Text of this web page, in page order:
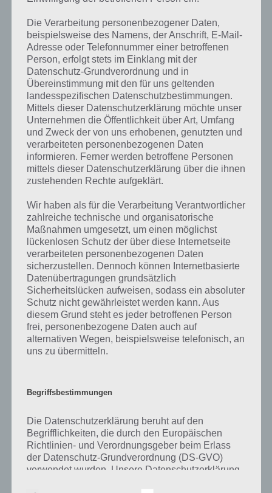
Kurze Begriffserklärung zur Lösung
Kostüm
4 Bilder 1 Wort, doch welche Bedeutung hat dieses eigentlich und
was gibt es dazu zu wissen? Passt das Wort auch zu Halloween? Zu
bestimmten Lösungen präsentieren wir daher auch immer eine
kurze Begriffserklärung!
Zu Kostüm haben wir zunächst keine weiteren Informationen parat!
Auf WhatsApp teilen Teilen auf Facebook
Mehr Artikel hier auf Touchportal
Die Verarbeitung personenbezogener Daten,
beispielsweise des Namens, der Anschrift, E-Mail-
Adresse oder Telefonnummer einer betroffenen
Person, erfolgt stets im Einklang mit der
Datenschutz-Grundverordnung und in
Übereinstimmung mit den für uns geltenden
landesspezifischen Datenschutzbestimmungen.
Mittels dieser Datenschutzerklärung möchte unser
Unternehmen die Öffentlichkeit über Art, Umfang
und Zweck der von uns erhobenen, genutzten und
verarbeiteten personenbezogenen Daten
informieren. Ferner werden betroffene Personen
mittels dieser Datenschutzerklärung über die ihnen
zustehenden Rechte aufgeklärt.
Wir haben als für die Verarbeitung Verantwortlicher
zahlreiche technische und organisatorische
Maßnahmen umgesetzt, um einen möglichst
lückenlosen Schutz der über diese Internetseite
verarbeiteten personenbezogenen Daten
sicherzustellen. Dennoch können Internetbasierte
Datenübertragungen grundsätzlich
Sicherheitslücken aufweisen, sodass ein absoluter
Schutz nicht gewährleistet werden kann. Aus
diesem Grund steht es jeder betroffenen Person
frei, personenbezogene Daten auch auf
alternativen Wegen, beispielsweise telefonisch, an
uns zu übermitteln.
Begriffsbestimmungen
Die Datenschutzerklärung beruht auf den
Begrifflichkeiten, die durch den Europäischen
Richtlinien- und Verordnungsgeber beim Erlass
der Datenschutz-Grundverordnung (DS-GVO)
verwendet wurden. Unsere Datenschutzerklärung